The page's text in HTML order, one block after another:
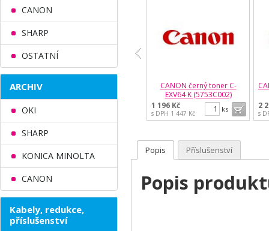
CANON černý toner C-
EXV64 K (5753C002)
1 196 Kč
s DPH 1 447 Kč ks Do2
s
Popis Příslušenství
Popis
CANON
SHARP
OSTATNÍ
ARCHIV
OKI
SHARP
KONICA MINOLTA
CANON
Kabely, redukce,
příslušenství